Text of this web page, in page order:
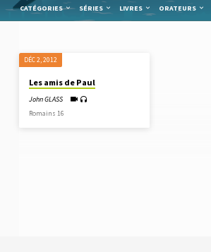
CATÉGORIES
SÉRIES LIVRES ORATEURS
SERMONS
SUR
AMIS
DÉC 2, 2012
Les amis de Paul
John GLASS
Romains 16